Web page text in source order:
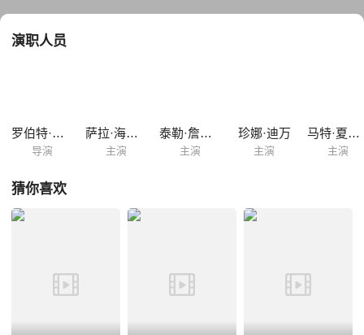
战。通过这些婚礼的见闻，玛拉渐渐发现了自己与男友之间存在的问题，
演职人员
罗伯特·路克蒂克
导演
萨拉·海蓝德
主演
泰勒·詹姆斯·威廉姆
主演
珍娜·迪万
主演
马特·夏夫利
主演
猜你喜欢